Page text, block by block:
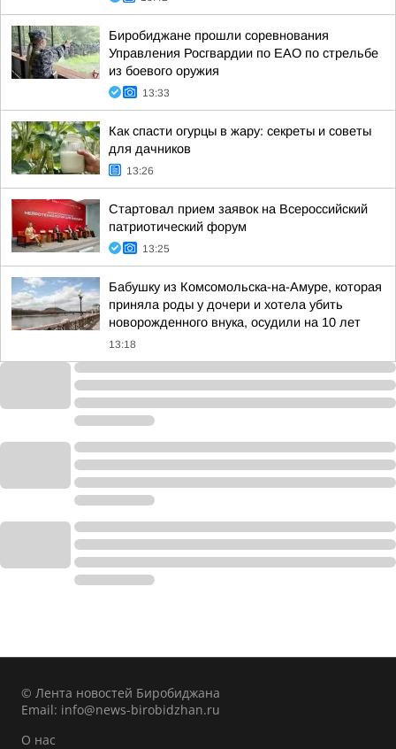
Биробиджане прошли соревнования
Управления Росгвардии по ЕАО по стрельбе
из боевого оружия
13:33
Как спасти огурцы в жару: секреты и советы
для дачников
13:26
Стартовал прием заявок на Всероссийский
патриотический форум
13:25
Бабушку из Комсомольска-на-Амуре, которая
приняла роды у дочери и хотела убить
новорожденного внука, осудили на 10 лет
13:18
© Лента новостей Биробиджана
Email: info@news-birobidzhan.ru
О нас